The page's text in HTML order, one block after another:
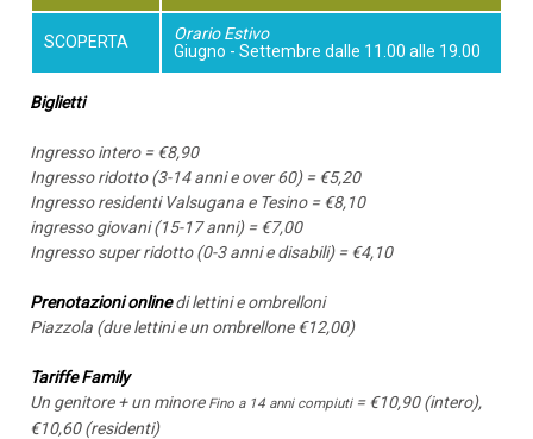
SCOPERTA
Orario Estivo
Giugno - Settembre dalle 11.00 alle 19.00
Biglietti
Ingresso intero = €8,90
Ingresso ridotto (3-14 anni e over 60) = €5,20
Ingresso residenti Valsugana e Tesino = €8,10
ingresso giovani (15-17 anni) = €7,00
Ingresso super ridotto (0-3 anni e disabili) = €4,10
Prenotazioni onlinedi lettini e ombrelloni
Piazzola (due lettini e un ombrellone €12,00)
Tariffe Family
Un genitore + un minore Fino a 14 anni compiuti= €10,90 (intero),
€10,60 (residenti)